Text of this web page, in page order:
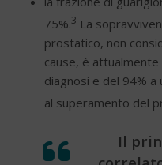
75%.3 La
prostatico, non
cause, è
diagnosi e del 94%
al superamento del
Il